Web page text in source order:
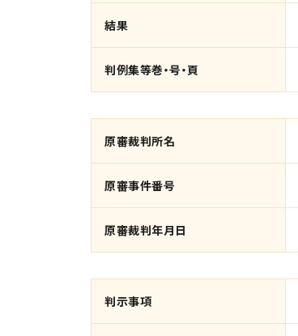
結果
判例集等巻・号・頁
原審裁判所名
原審事件番号
原審裁判年月日
判示事項